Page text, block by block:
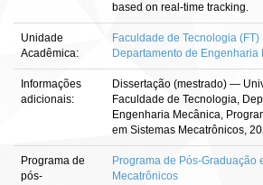
based on real-time tracking.
Unidade
Acadêmica:
Faculdade de Tecnologia (FT)
Departamento de Engenharia
Informações
adicionais:
Dissertação (mestrado) —
Faculdade de Tecnologia,
Engenharia Mecânica,
em Sistemas Mecatrônicos,
Programa de
pós-
Programa de Pós-Graduação
Mecatrônicos